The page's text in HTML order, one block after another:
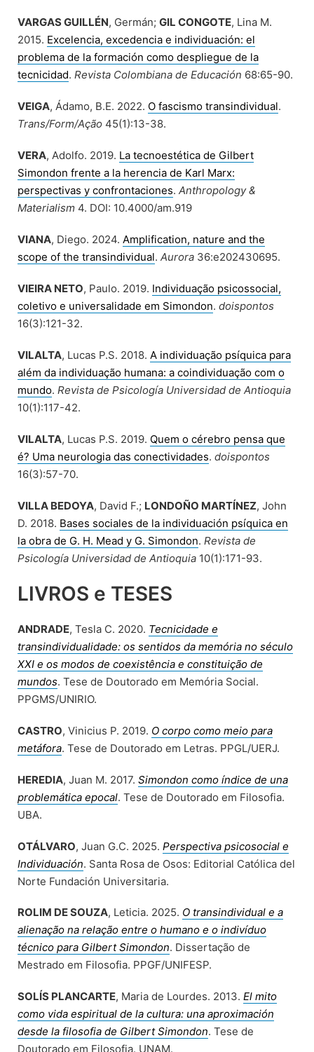
VARGAS GUILLÉN, Germán; GIL CONGOTE, Lina M.
2015. Excelencia, excedencia e individuación: el
problema de la formación como despliegue de la
tecnicidad. Revista Colombiana de Educación 68:65-90.
VEIGA, Ádamo, B.E. 2022. O fascismo transindividual.
Trans/Form/Ação 45(1):13-38.
VERA, Adolfo. 2019. La tecnoestética de Gilbert
Simondon frente a la herencia de Karl Marx:
perspectivas y confrontaciones. Anthropology &
Materialism 4. DOI: 10.4000/am.919
VIANA, Diego. 2024. Amplification, nature and the
scope of the transindividual. Aurora 36:e202430695.
VIEIRA NETO, Paulo. 2019. Individuação psicossocial,
coletivo e universalidade em Simondon. doispontos
16(3):121-32.
VILALTA, Lucas P.S. 2018. A individuação psíquica para
além da individuação humana: a coindividuação com o
mundo. Revista de Psicología Universidad de Antioquia
10(1):117-42.
VILALTA, Lucas P.S. 2019. Quem o cérebro pensa que
é? Uma neurologia das conectividades. doispontos
16(3):57-70.
VILLA BEDOYA, David F.; LONDOÑO MARTÍNEZ, John
D. 2018. Bases sociales de la individuación psíquica en
la obra de G. H. Mead y G. Simondon. Revista de
Psicología Universidad de Antioquia 10(1):171-93.
LIVROS e TESES
ANDRADE, Tesla C. 2020. Tecnicidade e
transindividualidade: os sentidos da memória no século
XXI e os modos de coexistência e constituição de
mundos. Tese de Doutorado em Memória Social.
PPGMS/UNIRIO.
CASTRO, Vinicius P. 2019. O corpo como meio para
metáfora. Tese de Doutorado em Letras. PPGL/UERJ.
HEREDIA, Juan M. 2017. Simondon como índice de una
problemática epocal. Tese de Doutorado em Filosofia.
UBA.
OTÁLVARO, Juan G.C. 2025. Perspectiva psicosocial e
Individuación. Santa Rosa de Osos: Editorial Católica del
Norte Fundación Universitaria.
ROLIM DE SOUZA, Leticia. 2025. O transindividual e a
alienação na relação entre o humano e o indivíduo
técnico para Gilbert Simondon. Dissertação de
Mestrado em Filosofia. PPGF/UNIFESP.
SOLÍS PLANCARTE, Maria de Lourdes. 2013. El mito
como vida espiritual de la cultura: una aproximación
desde la filosofia de Gilbert Simondon. Tese de
Doutorado em Filosofia. UNAM.